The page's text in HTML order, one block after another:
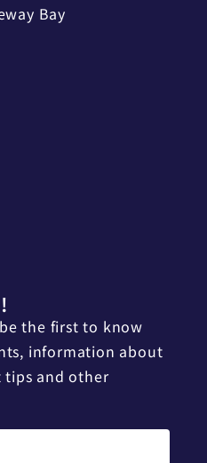
Bay
the first to know
information about
tips and other